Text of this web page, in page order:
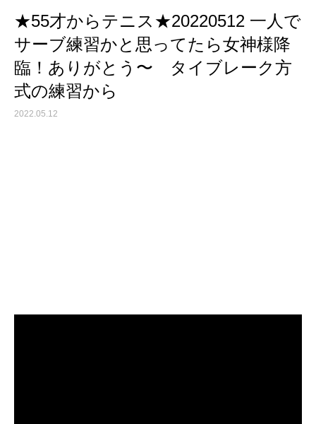
★55才からテニス★20220512 一人で
サーブ練習かと思ってたら女神様降
臨！ありがとう〜 タイブレーク方
式の練習から
2022.05.12